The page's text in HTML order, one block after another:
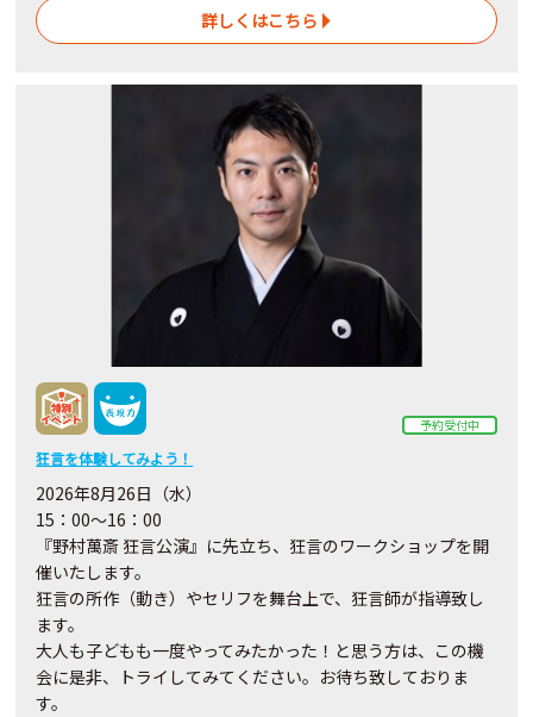
詳しくはこちら
予約受付中
狂言を体験してみよう！
2026年8月26日（水）
15：00～16：00
『野村萬斎 狂言公演』に先立ち、狂言のワークショップを開
催いたします。
狂言の所作（動き）やセリフを舞台上で、狂言師が指導致し
ます。
大人も子どもも一度やってみたかった！と思う方は、この機
会に是非、トライしてみてください。お待ち致しておりま
す。